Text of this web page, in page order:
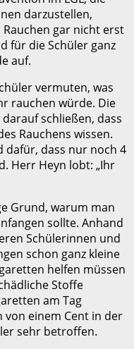
darzustellen,
gar nicht erst
für die Schüler ganz
auf.
vermuten, was
rauchen würde. Die
schließen, dass
Rauchens wissen.
dafür, dass nur noch 4
Herr Heyn lobt: „Ihr
Grund, warum man
sollte. Anhand
Schülerinnen und
schon ganz kleine
helfen müssen
Stoffe
am Tag
von einem Cent in der
sehr betroffen.